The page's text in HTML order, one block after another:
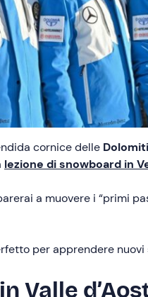
cornice delle Dolomiti
lezione di snowboard in
a muovere i “primi
per apprendere nuovi
Valle